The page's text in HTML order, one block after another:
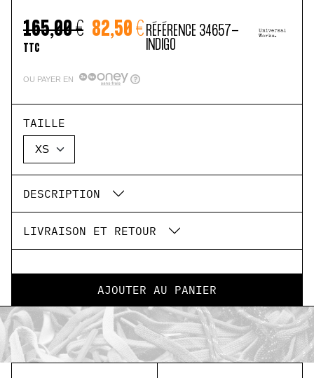
165,00 € 82,50 €
TTC
OU PAYER EN
RÉFÉRENCE 34657-
INDIGO
TAILLE
DESCRIPTION
LIVRAISON ET RETOUR
AJOUTER AU PANIER